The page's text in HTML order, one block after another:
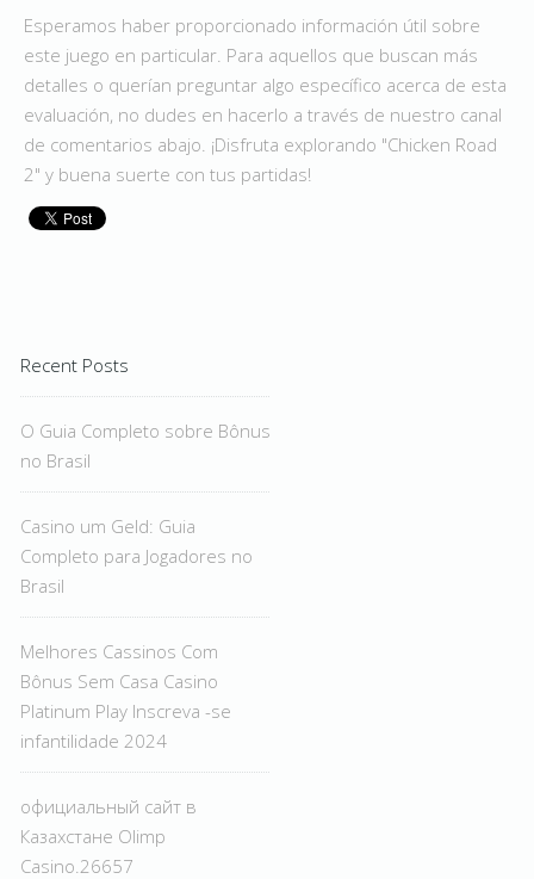
Esperamos haber proporcionado información útil sobre
este juego en particular. Para aquellos que buscan más
detalles o querían preguntar algo específico acerca de esta
evaluación, no dudes en hacerlo a través de nuestro canal
de comentarios abajo. ¡Disfruta explorando "Chicken Road
2" y buena suerte con tus partidas!
Recent Posts
O Guia Completo sobre Bônus
no Brasil
Casino um Geld: Guia
Completo para Jogadores no
Brasil
Melhores Cassinos Com
Bônus Sem Casa Casino
Platinum Play Inscreva -se
infantilidade 2024
официальный сайт в
Казахстане Olimp
Casino.26657